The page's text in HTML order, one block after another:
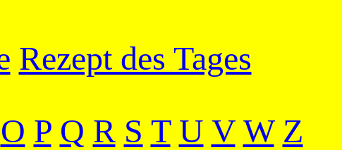
Rezept des Tages
O P Q R S T U V W Z